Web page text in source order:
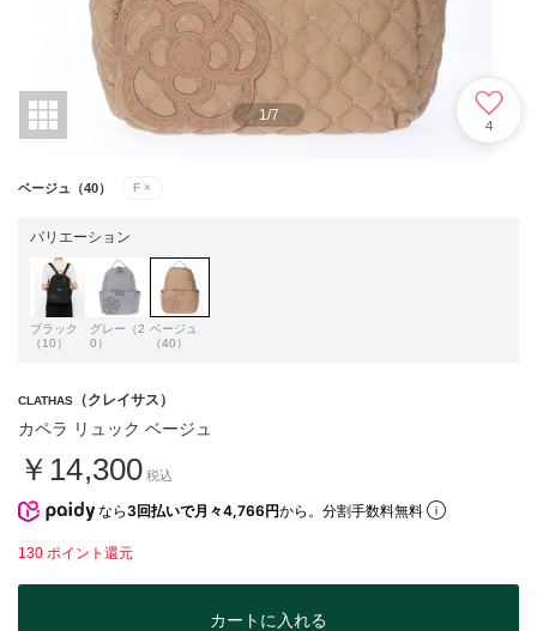
1/7
4
ベージュ（40） F ×
バリエーション
ブラック
（10）
グレー（2
0）
ベージュ
（40）
CLATHAS （クレイサス）
カペラ リュック ベージュ
￥14,300 税込
なら 3回払いで月々4,766円から。分割手数料無料
130 ポイント還元
カートに入れる